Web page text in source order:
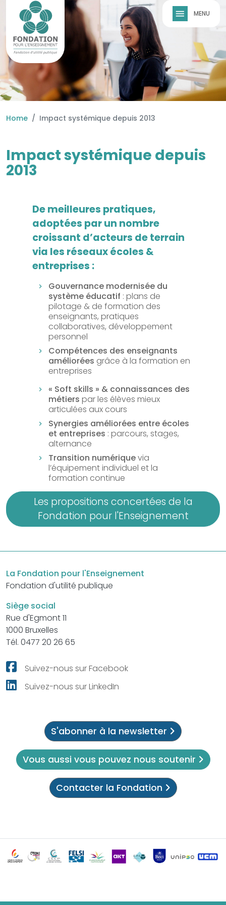
Skip to main content
Home Impact systémique depuis 2013
Impact systémique depuis
2013
De meilleures pratiques,
adoptées par un nombre
croissant d’acteurs de terrain
via les réseaux écoles &
entreprises :
Gouvernance modernisée du
système éducatif : plans de
pilotage & de formation des
enseignants, pratiques
collaboratives, développement
personnel
Compétences des enseignants
améliorées grâce à la formation en
entreprises
« Soft skills » & connaissances des
métiers par les élèves mieux
articulées aux cours
Synergies améliorées entre écoles
et entreprises : parcours, stages,
alternance
Transition numériquevia
l’équipement individuel et la
formation continue
Les propositions concertées de la
Fondation pour l'Enseignement
La Fondation pour l'Enseignement
Fondation d'utilité publique
Siège social
Rue d'Egmont 11
1000 Bruxelles
Tél. 0477 20 26 65
Suivez-nous sur Facebook
Suivez-nous sur LinkedIn
S'abonner à la newsletter
Vous aussi vous pouvez nous soutenir
Contacter la Fondation